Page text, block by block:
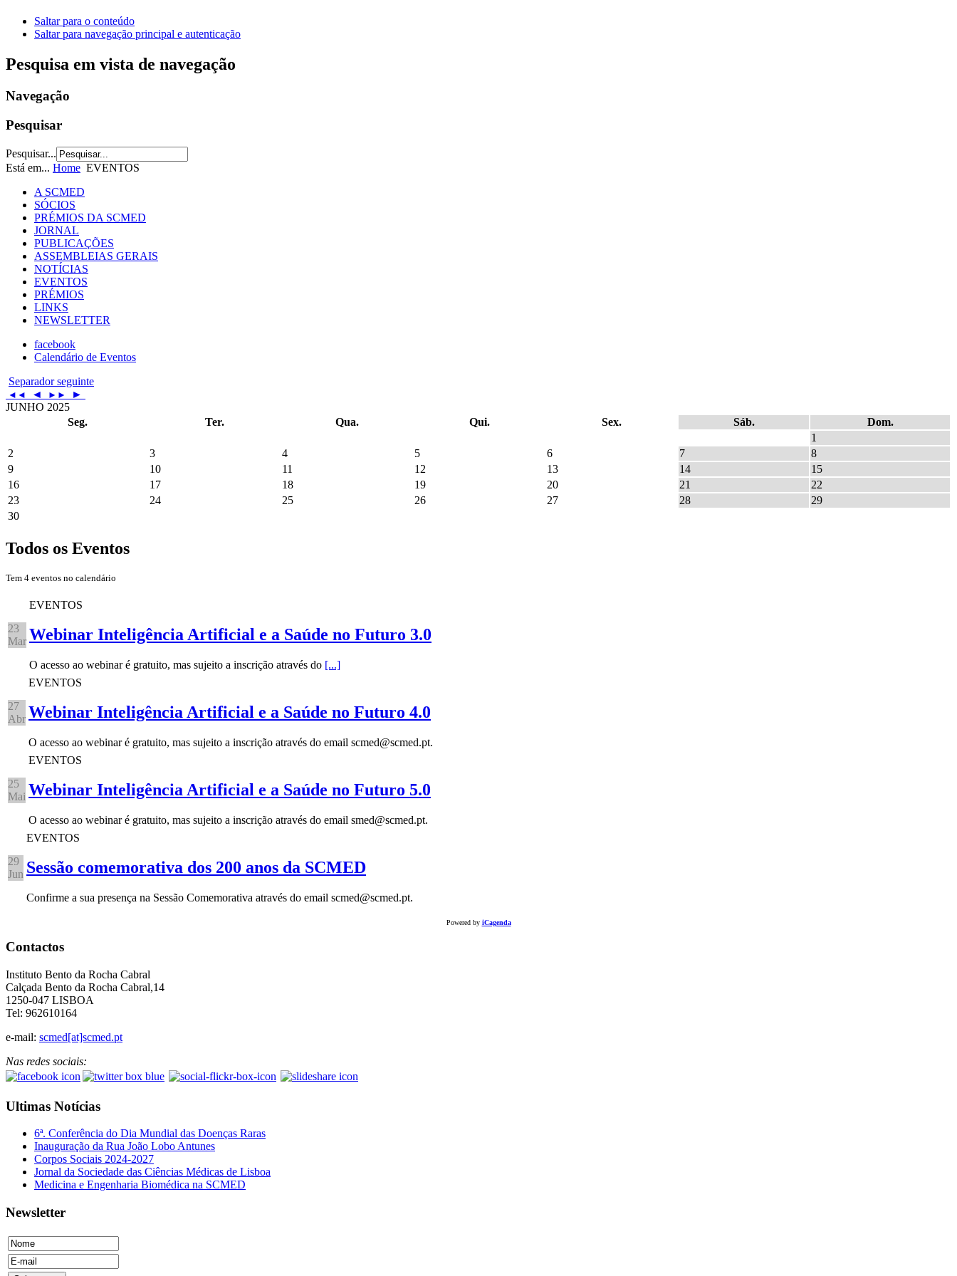
Saltar para o conteúdo
Saltar para navegação principal e autenticação
Pesquisa em vista de navegação
Navegação
Pesquisar
Pesquisar...
Está em... Home EVENTOS
A SCMED
SÓCIOS
PRÉMIOS DA SCMED
JORNAL
PUBLICAÇÕES
ASSEMBLEIAS GERAIS
NOTÍCIAS
EVENTOS
PRÉMIOS
LINKS
NEWSLETTER
facebook
Calendário de Eventos
Separador seguinte
◄◄ ◄ ►►
►
JUNHO 2025
Seg.
Ter. Qua. Qui. Sex. Sáb.
Dom.
1
2
3 4 5 6 7
8
9
10 11 12 13 14
15
16
17 18 19 20 21
22
23
24 25 26 27 28
29
30
Todos os Eventos
Tem 4 eventos no calendário
23
Mar
EVENTOS
Webinar Inteligência Artificial e a Saúde no Futuro 3.0
O acesso ao webinar é gratuito, mas sujeito a inscrição através do [...]
27
Abr
EVENTOS
Webinar Inteligência Artificial e a Saúde no Futuro 4.0
O acesso ao webinar é gratuito, mas sujeito a inscrição através do email scmed@scmed.pt.
25
Mai
EVENTOS
Webinar Inteligência Artificial e a Saúde no Futuro 5.0
O acesso ao webinar é gratuito, mas sujeito a inscrição através do email smed@scmed.pt.
29
Jun
EVENTOS
Sessão comemorativa dos 200 anos da SCMED
Confirme a sua presença na Sessão Comemorativa através do email scmed@scmed.pt.
Powered by iCagenda
Contactos
Instituto Bento da Rocha Cabral
Calçada Bento da Rocha Cabral,14
1250-047 LISBOA
Tel: 962610164
e-mail: scmed[at]scmed.pt
Nas redes sociais:
Ultimas Notícias
6ª. Conferência do Dia Mundial das Doenças Raras
Inauguração da Rua João Lobo Antunes
Corpos Sociais 2024-2027
Jornal da Sociedade das Ciências Médicas de Lisboa
Medicina e Engenharia Biomédica na SCMED
Newsletter